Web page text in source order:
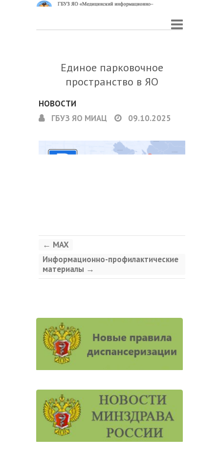
Единое парковочное
пространство в ЯО
НОВОСТИ
ГБУЗ ЯО МИАЦ
09.10.2025
← MAX
Информационно-профилактические
материалы →